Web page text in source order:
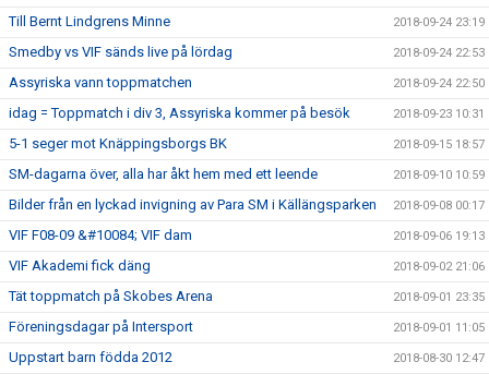
Till Bernt Lindgrens Minne 2018-09-24 23:19
Smedby vs VIF sänds live på lördag 2018-09-24 22:53
Assyriska vann toppmatchen 2018-09-24 22:50
idag = Toppmatch i div 3, Assyriska kommer på besök 2018-09-23 10:31
5-1 seger mot Knäppingsborgs BK 2018-09-15 18:57
SM-dagarna över, alla har åkt hem med ett leende 2018-09-10 10:59
Bilder från en lyckad invigning av Para SM i Källängsparken 2018-09-08 00:17
VIF F08-09 &#10084; VIF dam 2018-09-06 19:13
VIF Akademi fick däng 2018-09-02 21:06
Tät toppmatch på Skobes Arena 2018-09-01 23:35
Föreningsdagar på Intersport 2018-09-01 11:05
Uppstart barn födda 2012 2018-08-30 12:47